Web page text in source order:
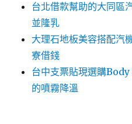
台北借款幫助的大同區
並隆乳
大理石地板美容搭配汽
寮借錢
台中支票貼現選購
的噴霧降溫